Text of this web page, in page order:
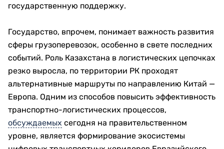
государственную поддержку.
Государство, впрочем, понимает важность развития
сферы грузоперевозок, особенно в свете последних
событий. Роль Казахстана в логистических цепочках
резко выросла, по территории РК проходят
альтернативные маршруты по направлению Китай —
Европа. Одним из способов повысить эффективность
транспортно-логистических процессов,
обсуждаемых сегодня на правительственном
уровне, является формирование экосистемы